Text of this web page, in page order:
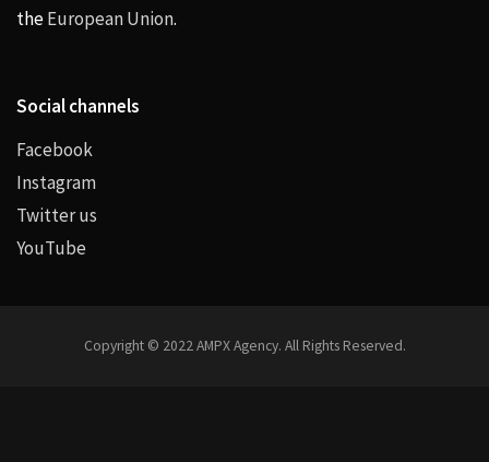
theEuropean Union.
Social channels
Facebook
Instagram
Twitter us
YouTube
Copyright © 2022 AMPX Agency. All Rights Reserved.